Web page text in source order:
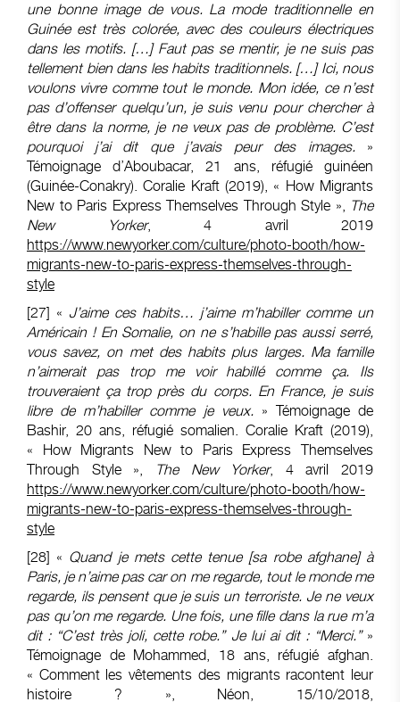
une bonne image de vous. La mode traditionnelle en
Guinée est très colorée, avec des couleurs électriques
dans les motifs. […] Faut pas se mentir, je ne suis pas
tellement bien dans les habits traditionnels.[…] Ici, nous
voulons vivre comme tout le monde. Mon idée, ce n’est
pas d’offenser quelqu’un, je suis venu pour chercher à
être dans la norme, je ne veux pas de problème. C’est
pourquoi j’ai dit que j’avais peur des images.»
Témoignage d’Aboubacar, 21 ans, réfugié guinéen
(Guinée-Conakry). Coralie Kraft (2019), « How Migrants
New to Paris Express Themselves Through Style », The
New Yorker, 4 avril 2019
https://www.newyorker.com/culture/photo-booth/how-
migrants-new-to-paris-express-themselves-through-
style
[27] « J’aime ces habits… j’aime m’habiller comme un
Américain !En Somalie, on ne s’habille pas aussi serré,
vous savez, on met des habits plus larges. Ma famille
n’aimerait pas trop me voir habillé comme ça. Ils
trouveraient ça trop près du corps. En France, je suis
libre de m’habiller comme je veux.» Témoignage de
Bashir, 20 ans, réfugié somalien. Coralie Kraft (2019),
« How Migrants New to Paris Express Themselves
Through Style »,
The New Yorker, 4 avril 2019
https://www.newyorker.com/culture/photo-booth/how-
migrants-new-to-paris-express-themselves-through-
style
[28] « Quand je mets cette tenue [sa robe afghane] à
Paris, je n’aime pas car on me regarde, tout le monde me
regarde, ils pensent que je suis un terroriste. Je ne veux
pas qu’on me regarde. Une fois, une fille dans la rue m’a
dit : “C’est très joli, cette robe.” Je lui ai dit : “Merci.”»
Témoignage de Mohammed, 18 ans, réfugié afghan.
« Comment les vêtements des migrants racontent leur
histoire ? », Néon, 15/10/2018,